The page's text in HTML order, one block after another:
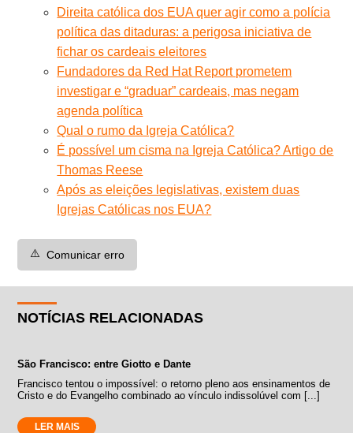
Direita católica dos EUA quer agir como a polícia
política das ditaduras: a perigosa iniciativa de
fichar os cardeais eleitores
Fundadores da Red Hat Report prometem
investigar e “graduar” cardeais, mas negam
agenda política
Qual o rumo da Igreja Católica?
É possível um cisma na Igreja Católica? Artigo de
Thomas Reese
Após as eleições legislativas, existem duas
Igrejas Católicas nos EUA?
⚠️ Comunicar erro
NOTÍCIAS RELACIONADAS
São Francisco: entre Giotto e Dante
Francisco tentou o impossível: o retorno pleno aos ensinamentos de
Cristo e do Evangelho combinado ao vínculo indissolúvel com [...]
LER MAIS